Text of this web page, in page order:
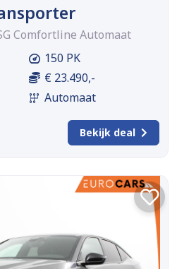
Comfortline Automaat
150 PK
€ 23.490,-
Automaat
Bekijk deal